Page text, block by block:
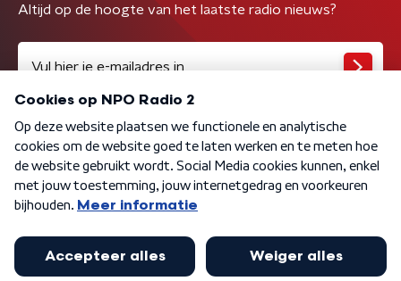
Altijd op de hoogte van het laatste radio nieuws?
Algemene voorwaarden